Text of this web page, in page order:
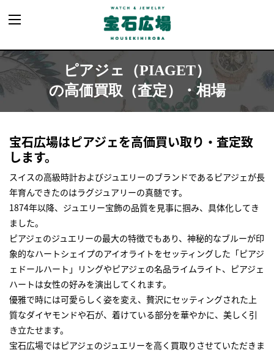
ピアジェ（PIAGET）
の高価買取（査定）・相場
宝石広場はピアジェを高価買い取り・査定致
します。
スイスの高級時計およびジュエリーのブランドであるピアジェが長
年育んできたのはラグジュアリーの真髄です。
1874年以降、ジュエリー宝飾の品質を見事に掴み、具体化してき
ました。
ピアジェのジュエリーの最大の特徴でもあり、神秘的なブルーが印
象的なハートシェイプのアイオライトをセッティングした「ピアジ
ェドールハート」リングやピアジェの名品ライムライト、ピアジェ
ハートは女性の好みを演出してくれます。
優雅で時には可愛らしく姿を変え、贅沢にセッティングされた上
質なダイヤモンドや石が、着けている部分を華やかに、美しく引
き立たせます。
宝石広場ではピアジェのジュエリーを高く買取りさせていただきま